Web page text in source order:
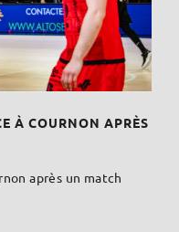
À COURNON APRÈS
après un match